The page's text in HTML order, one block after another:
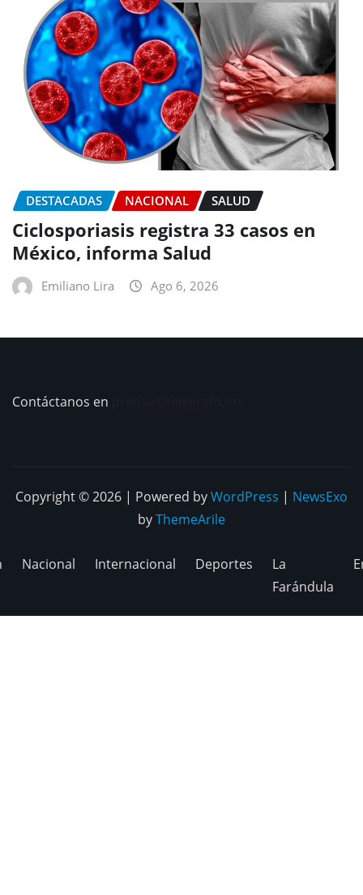
DESTACADAS NACIONAL SALUD
Ciclosporiasis registra 33 casos en
México, informa Salud
Emiliano Lira Ago 6, 2026
Contáctanos en
Copyright © 2026 | Powered byWordPress | NewsExo
byThemeArile
Nacional Internacional Deportes
La
Farándula